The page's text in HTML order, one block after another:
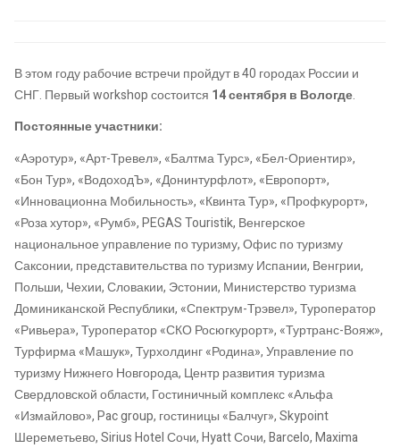
В этом году рабочие встречи пройдут в 40 городах России и
СНГ. Первый workshop состоится 14 сентября в Вологде.
Постоянные участники:
«Аэротур», «Арт-Тревел», «Балтма Турс», «Бел-Ориентир»,
«Бон Тур», «ВодоходЪ», «Донинтурфлот», «Европорт»,
«Инновационна Мобильность», «Квинта Тур», «Профкурорт»,
«Роза хутор», «Румб», PEGAS Touristik, Венгерское
национальное управление по туризму, Офис по туризму
Саксонии, представительства по туризму Испании, Венгрии,
Польши, Чехии, Словакии, Эстонии, Министерство туризма
Доминиканской Республики, «Спектрум-Трэвел», Туроператор
«Ривьера», Туроператор «СКО Росюгкурорт», «Туртранс-Вояж»,
Турфирма «Машук», Турхолдинг «Родина», Управление по
туризму Нижнего Новгорода, Центр развития туризма
Свердловской области, Гостиничный комплекс «Альфа
«Измайлово», Pac group, гостиницы «Балчуг», Skypoint
Шереметьево, Sirius Hotel Сочи, Hyatt Сочи, Barcelo, Maxima